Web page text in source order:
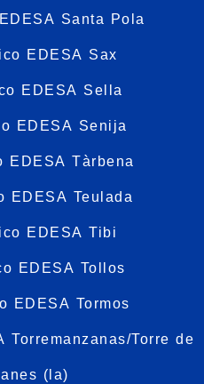
Santa Pola
EDESA Sax
EDESA Sella
EDESA Senija
EDESA Tàrbena
EDESA Teulada
EDESA Tibi
EDESA Tollos
EDESA Tormos
Torremanzanas/Torre de
(la)